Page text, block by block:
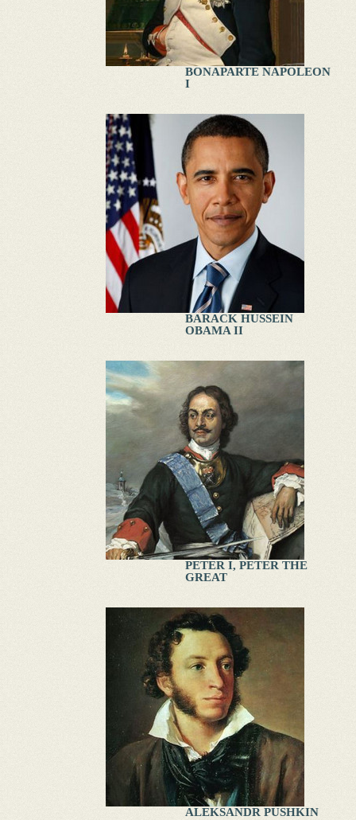
BONAPARTE NAPOLEON
I
BARACK HUSSEIN
OBAMA II
PETER I, PETER THE
GREAT
ALEKSANDR PUSHKIN